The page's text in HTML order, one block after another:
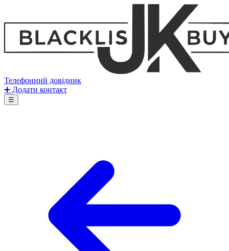
Телефонний довідник
➕ Додати контакт
☰